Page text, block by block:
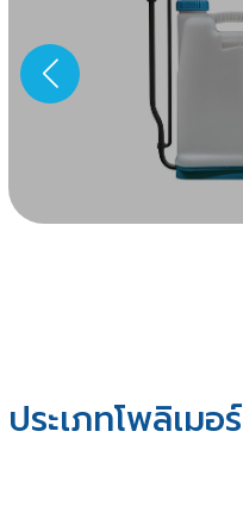
ประเภทโพลิเมอร์